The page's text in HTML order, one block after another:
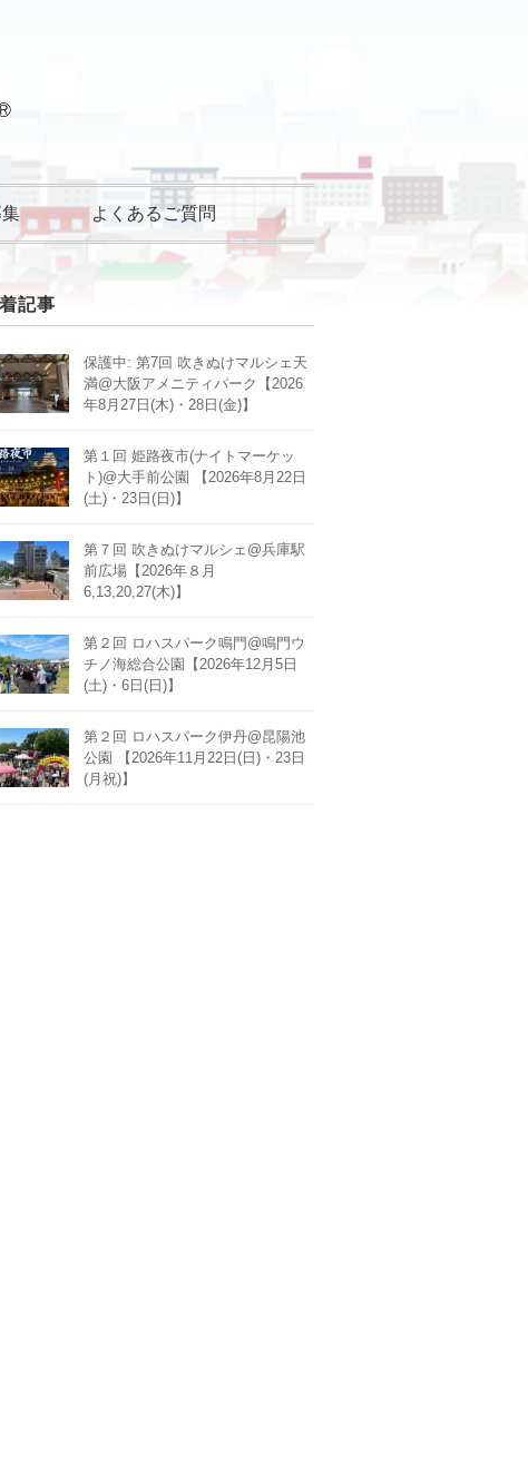
よくあるご質問
記事
保護中: 第7回 吹きぬけマルシェ天
満@大阪アメニティパーク【2026
年8月27日(木)・28日(金)】
第１回 姫路夜市(ナイトマーケッ
ト)@大手前公園 【2026年8月22日
(土)・23日(日)】
第７回 吹きぬけマルシェ@兵庫駅
前広場【2026年８月
6,13,20,27(木)】
第２回 ロハスパーク鳴門@鳴門ウ
チノ海総合公園【2026年12月5日
(土)・6日(日)】
第２回 ロハスパーク伊丹@昆陽池
公園 【2026年11月22日(日)・23日
(月祝)】